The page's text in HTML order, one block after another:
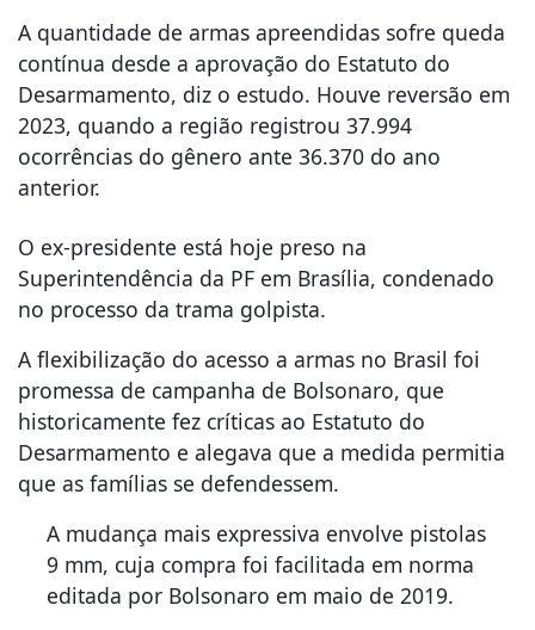
A quantidade de armas apreendidas sofre queda
contínua desde a aprovação do Estatuto do
Desarmamento, diz o estudo. Houve reversão em
2023, quando a região registrou 37.994
ocorrências do gênero ante 36.370 do ano
anterior.
O ex-presidente está hoje preso na
Superintendência da PF em Brasília, condenado
no processo da trama golpista.
A flexibilização do acesso a armas no Brasil foi
promessa de campanha de Bolsonaro, que
historicamente fez críticas ao Estatuto do
Desarmamento e alegava que a medida permitia
que as famílias se defendessem.
A mudança mais expressiva envolve pistolas
9 mm, cuja compra foi facilitada em norma
editada por Bolsonaro em maio de 2019.